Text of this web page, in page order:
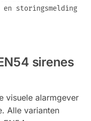
en storingsmelding
sirenes
visuele alarmgever
Alle varianten